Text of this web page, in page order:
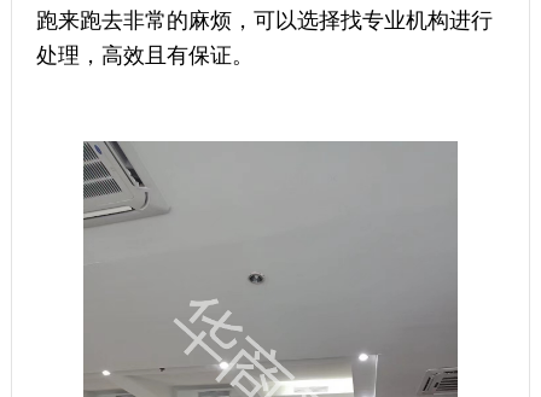
跑来跑去非常的麻烦，可以选择找专业机构进行
处理，高效且有保证。